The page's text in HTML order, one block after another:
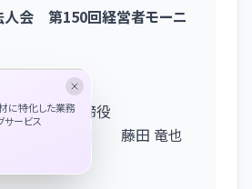
人会 第150回経営者モーニ
代表取締役
人会 会員 藤田 竜也
に特化した業務
サービス